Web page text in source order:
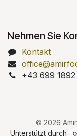
Nehmen Sie
Kontakt
+43 699 1892
© 2026
Unterstützt durch